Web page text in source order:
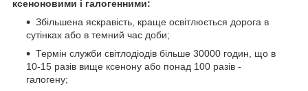
ксеноновими і галогенними:
Збільшена яскравість, краще освітлюється дорога в
сутінках або в темний час доби;
Термін служби світлодіодів більше 30000 годин, що в
10-15 разів вище ксенону або понад 100 разів -
галогену;